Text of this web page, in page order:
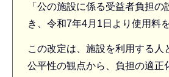
「公の施設に係る受益者負担
き、令和7年4月1日より使用料
この改定は、施設を利用する人
公平性の観点から、負担の適正